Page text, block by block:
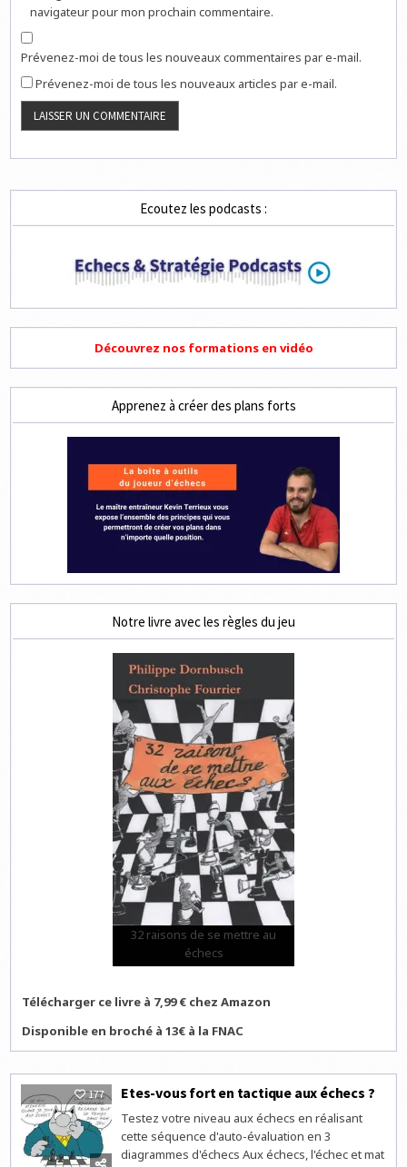
navigateur pour mon prochain commentaire.
Prévenez-moi de tous les nouveaux commentaires par e-mail.
Prévenez-moi de tous les nouveaux articles par e-mail.
Ecoutez les podcasts :
Découvrez nos formations en vidéo
Apprenez à créer des plans forts
Notre livre avec les règles du jeu
32 raisons de se mettre au
échecs
Télécharger ce livre à 7,99 € chez Amazon
Disponible en broché à 13€ à la FNAC
177 Etes-vous fort en tactique aux échecs ?
Testez votre niveau aux échecs en réalisant
cette séquence d'auto-évaluation en 3
diagrammes d'échecs Aux échecs, l'échec et mat